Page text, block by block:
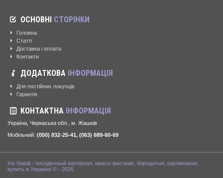
ОСНОВНІ СТОРІНКИ
Головна
Статті
Доставка і оплата
Контакти
ДОДАТКОВА ІНФОРМАЦІЯ
Для постійних покупців
Гарантія
КОНТАКТНА ІНФОРМАЦІЯ
Україна, Черкаська обл., м. Жашків
Мобільний: (050) 832-25-41, (063) 689-60-69
Iris-Natali - посадочный материал, ирисы высокие, бородатые, карликовые,
купить в Украине © - 2026